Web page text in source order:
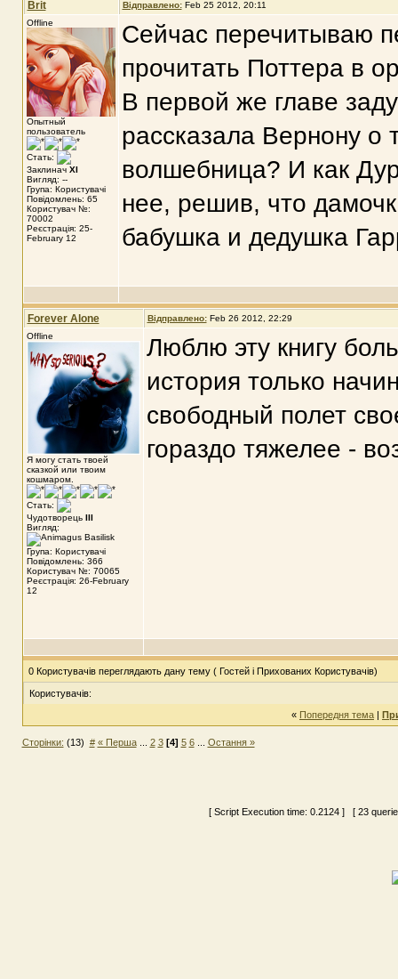
Brit Відправлено: Feb 25 2012, 20:11
Offline
Опытный
пользователь
Стать:
Заклинач XI
Вигляд: --
Група: Користувачі
Повідомлень: 65
Користувач №:
70002
Реєстрація: 25-
February 12
Сейчас перечитываю
прочитать Поттера в
В первой же главе
рассказала Вернону о
волшебница? И как
нее, решив, что
бабушка и дедушка
Forever Alone Відправлено: Feb 26 2012, 22:29
Offline
Я могу стать твоей
сказкой или твоим
кошмаром.
Стать:
Чудотворець III
Вигляд:
Група: Користувачі
Повідомлень: 366
Користувач №: 70065
Реєстрація: 26-February
12
Люблю эту книгу
история только
свободный полет
гораздо тяжелее -
0 Користувачів переглядають дану тему ( Гостей і Прихованих Користувачів)
Користувачів:
« Попередня тема |
Сторінки: (13) # « Перша... 2 3 [4] 5 6... Остання »
[ Script Execution time: 0.2124 ] [ 23